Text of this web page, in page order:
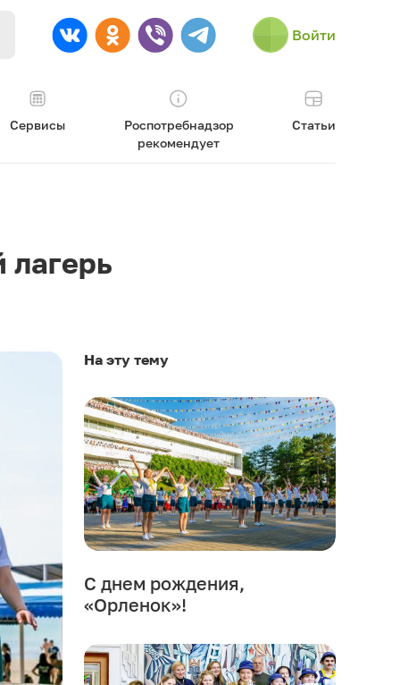
Войти
Сервисы
Роспотребнадзор
рекомендует
Статьи
лагерь
На эту тему
С днем рождения,
«Орленок»!